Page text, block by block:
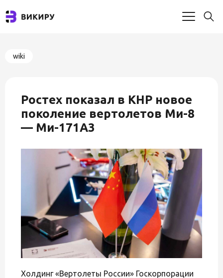
wiki
Ростех показал в КНР новое
поколение вертолетов Ми-8
— Ми-171А3
Холдинг «Вертолеты России» Госкорпорации